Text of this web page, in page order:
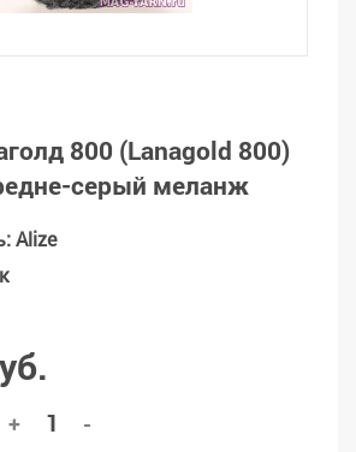
800 (Lanagold 800)
серый меланж
:Alize
+ -